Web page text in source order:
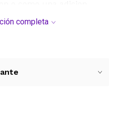
de plastico lo hace
y exploran nuevas
completa